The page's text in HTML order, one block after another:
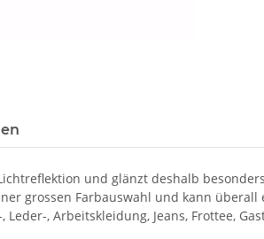
und glänzt deshalb
grossen Farbauswahl und kann
, Arbeitskleidung, Jeans, Frottee,